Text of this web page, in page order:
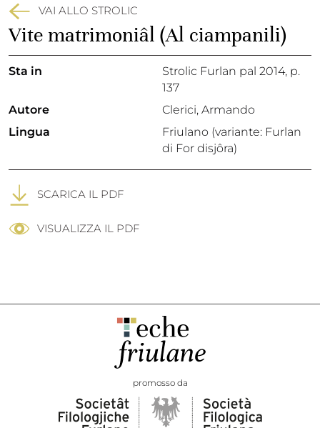
VAI ALLO STROLIC
Vite matrimoniâl (Al ciampanili)
Sta in Strolic Furlan pal 2014, p.
137
Autore
Clerici, Armando
Lingua
Friulano (variante: Furlan
di For disjôra)
SCARICA IL PDF
VISUALIZZA IL PDF
promosso da